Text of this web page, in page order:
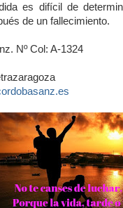
es difícil de
de un fallecimiento.
Nº Col: A-1324